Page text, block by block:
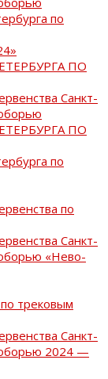
по
ПО
Санкт-
ПО
по
по
Санкт-
«Нево-
трековым
Санкт-
2024 —